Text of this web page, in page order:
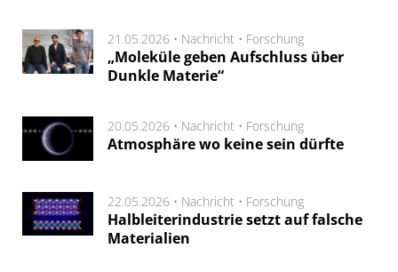
21.05.2026 • Nachricht • Forschung
„Moleküle geben Aufschluss über
Dunkle Materie“
20.05.2026 • Nachricht • Forschung
Atmosphäre wo keine sein dürfte
22.05.2026 • Nachricht • Forschung
Halbleiterindustrie setzt auf falsche
Materialien